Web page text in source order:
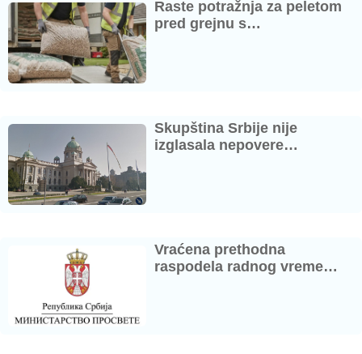
Raste potražnja za peletom
pred grejnu s…
Skupština Srbije nije
izglasala nepovere…
Vraćena prethodna
raspodela radnog vreme…